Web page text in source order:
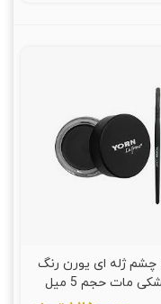
ژله ای یورن رنگ
مات حجم 5 میل